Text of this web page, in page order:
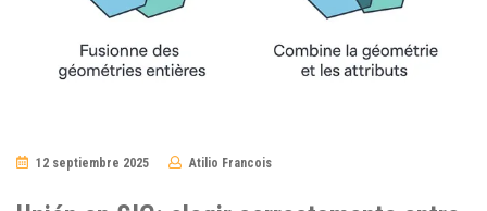
12 septiembre 2025 Atilio Francois